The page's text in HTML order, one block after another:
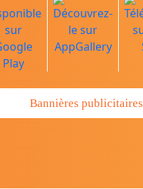
Bannières publicitaires